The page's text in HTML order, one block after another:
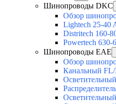
Шинопроводы DKC
Обзор
Lightech 25-40
Distritech 160-
Powertech 630-
Шинопроводы EAE
Обзор
Канальный